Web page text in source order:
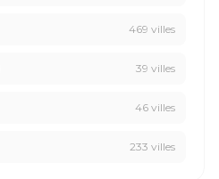
469 villes
39 villes
46 villes
233 villes